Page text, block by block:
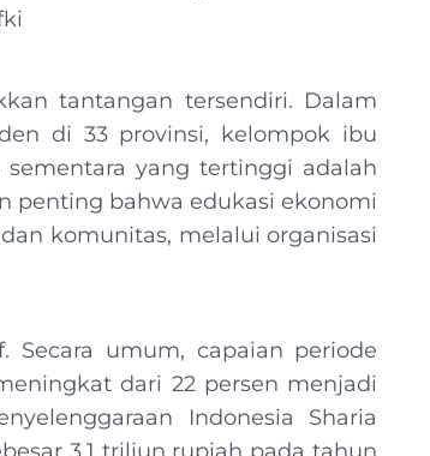
tantangan tersendiri. Dalam
di 33 provinsi, kelompok ibu
yang tertinggi adalah
penting bahwa edukasi ekonomi
komunitas, melalui organisasi
umum, capaian periode
dari 22 persen menjadi
Indonesia Sharia